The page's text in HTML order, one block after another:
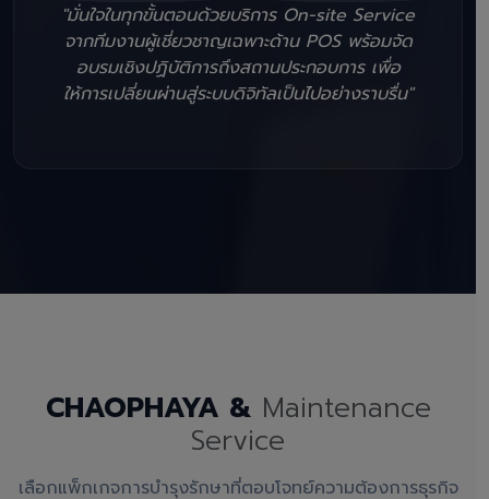
"มั่นใจในทุกขั้นตอนด้วยบริการ On-site Service
จากทีมงานผู้เชี่ยวชาญเฉพาะด้าน POS พร้อมจัด
อบรมเชิงปฏิบัติการถึงสถานประกอบการ เพื่อ
ให้การเปลี่ยนผ่านสู่ระบบดิจิทัลเป็นไปอย่างราบรื่น"
CHAOPHAYA & Maintenance
Service
เลือกแพ็กเกจการบำรุงรักษาที่ตอบโจทย์ความต้องการธุรกิจ